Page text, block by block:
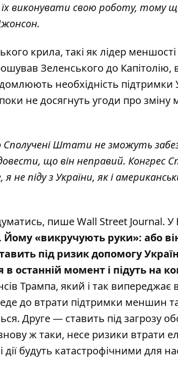
їх виконувати свою роботу, тому
крила, такі як лідер
Зеленського до
необхідність підтримки
не досягнуть угоди про зміну
Сполучені Штати не зможуть
що він неправий. Конгрес
не піду з України, як і
пише Wall Street Journal.
. Йому «викручують руки»: або
під ризик допомогу
в останній момент і підуть на
Трампа, який і так випереджає
до втрати підтримки меншин
Друге — ставить під загрозу
ж таки, несе ризики втрати
будуть катастрофічними для